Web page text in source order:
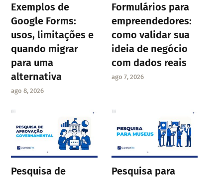
Exemplos de
Google Forms:
usos, limitações e
quando migrar
para uma
alternativa
ago 8, 2026
Formulários para
empreendedores:
como validar sua
ideia de negócio
com dados reais
ago 7, 2026
Pesquisa de
Pesquisa para